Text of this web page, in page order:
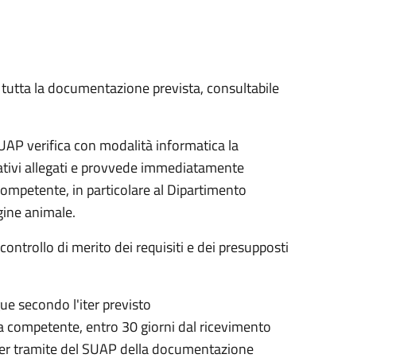
la documentazione prevista, consultabile
verifica con modalità informatica la
allegati e provvede immediatamente
in particolare al Dipartimento
animale.
di merito dei requisiti e dei presupposti
secondo l'iter previsto
competente, entro 30 giorni dal ricevimento
tramite del SUAP della documentazione